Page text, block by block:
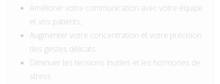
Améliorer votre communication avec votre équipe
et vos patients,
Augmenter votre concentration et votre précision
des gestes délicats
Diminuer les tensions inutiles et les hormones de
stress